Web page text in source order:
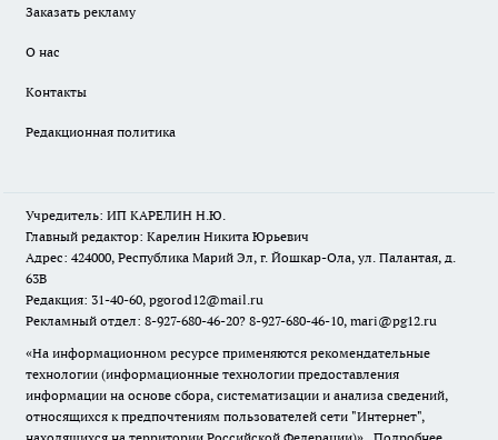
Заказать рекламу
О нас
Контакты
Редакционная политика
Учредитель: ИП КАРЕЛИН Н.Ю.
Главный редактор: Карелин Никита Юрьевич
Адрес: 424000, Республика Марий Эл, г. Йошкар-Ола, ул. Палантая, д.
63В
Редакция: 31-40-60, pgorod12@mail.ru
Рекламный отдел: 8-927-680-46-20? 8-927-680-46-10, mari@pg12.ru
«На информационном ресурсе применяются рекомендательные
технологии (информационные технологии предоставления
информации на основе сбора, систематизации и анализа сведений,
относящихся к предпочтениям пользователей сети "Интернет",